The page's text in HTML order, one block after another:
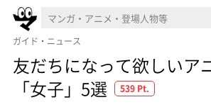
ガイド・ニュース
友だちになって欲しいア
「女子」5選
539 Pt.